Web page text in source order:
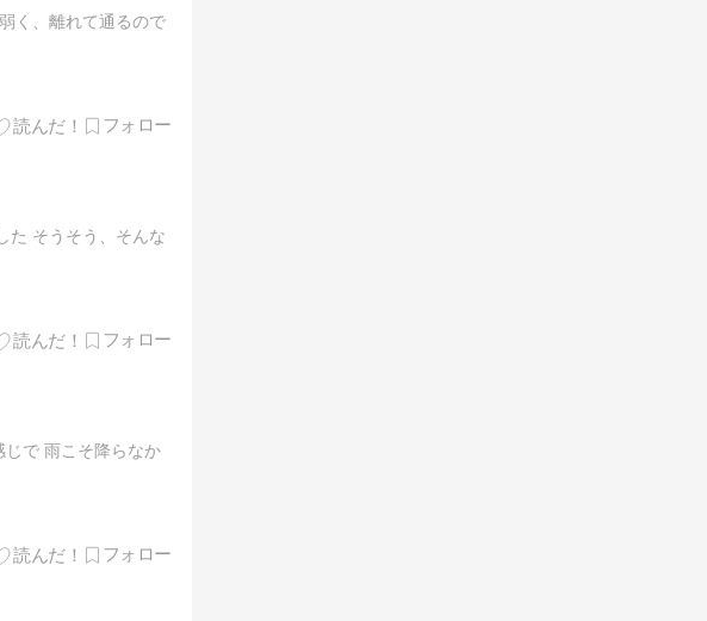
く、離れて通るので
た そうそう、そんな
で 雨こそ降らなか